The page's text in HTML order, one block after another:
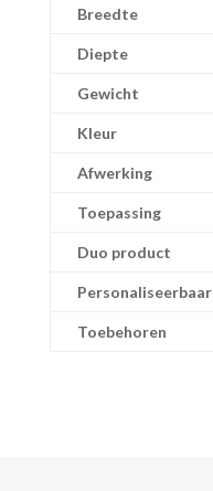
Breedte
Diepte
Gewicht
Kleur
Afwerking
Toepassing
Duo product
Personaliseerbaar
Toebehoren